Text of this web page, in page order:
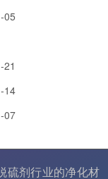
硫剂行业的净化材